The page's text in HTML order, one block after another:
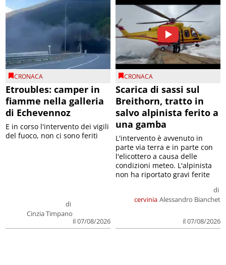
CRONACA
Etroubles: camper in
fiamme nella galleria
di Echevennoz
di
Cinzia Timpano
il 07/08/2026
E in corso l'intervento dei vigili
del fuoco, non ci sono feriti
CRONACA
Scarica di sassi sul
Breithorn, tratto in
salvo alpinista ferito a
una gamba
cervinia
di
Alessandro Bianchet
il 07/08/2026
L'intervento è avvenuto in
parte via terra e in parte con
l'elicottero a causa delle
condizioni meteo. L'alpinista
non ha riportato gravi ferite